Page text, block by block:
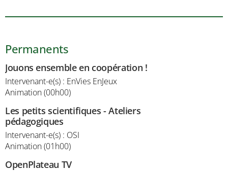
Permanents
Jouons ensemble en coopération !
Intervenant-e(s) : EnVies EnJeux
Animation (00h00)
Les petits scientifiques - Ateliers
pédagogiques
Intervenant-e(s) : OSI
Animation (01h00)
OpenPlateau TV